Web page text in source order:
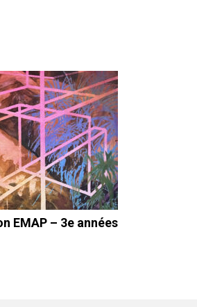
EMAP – 3e années